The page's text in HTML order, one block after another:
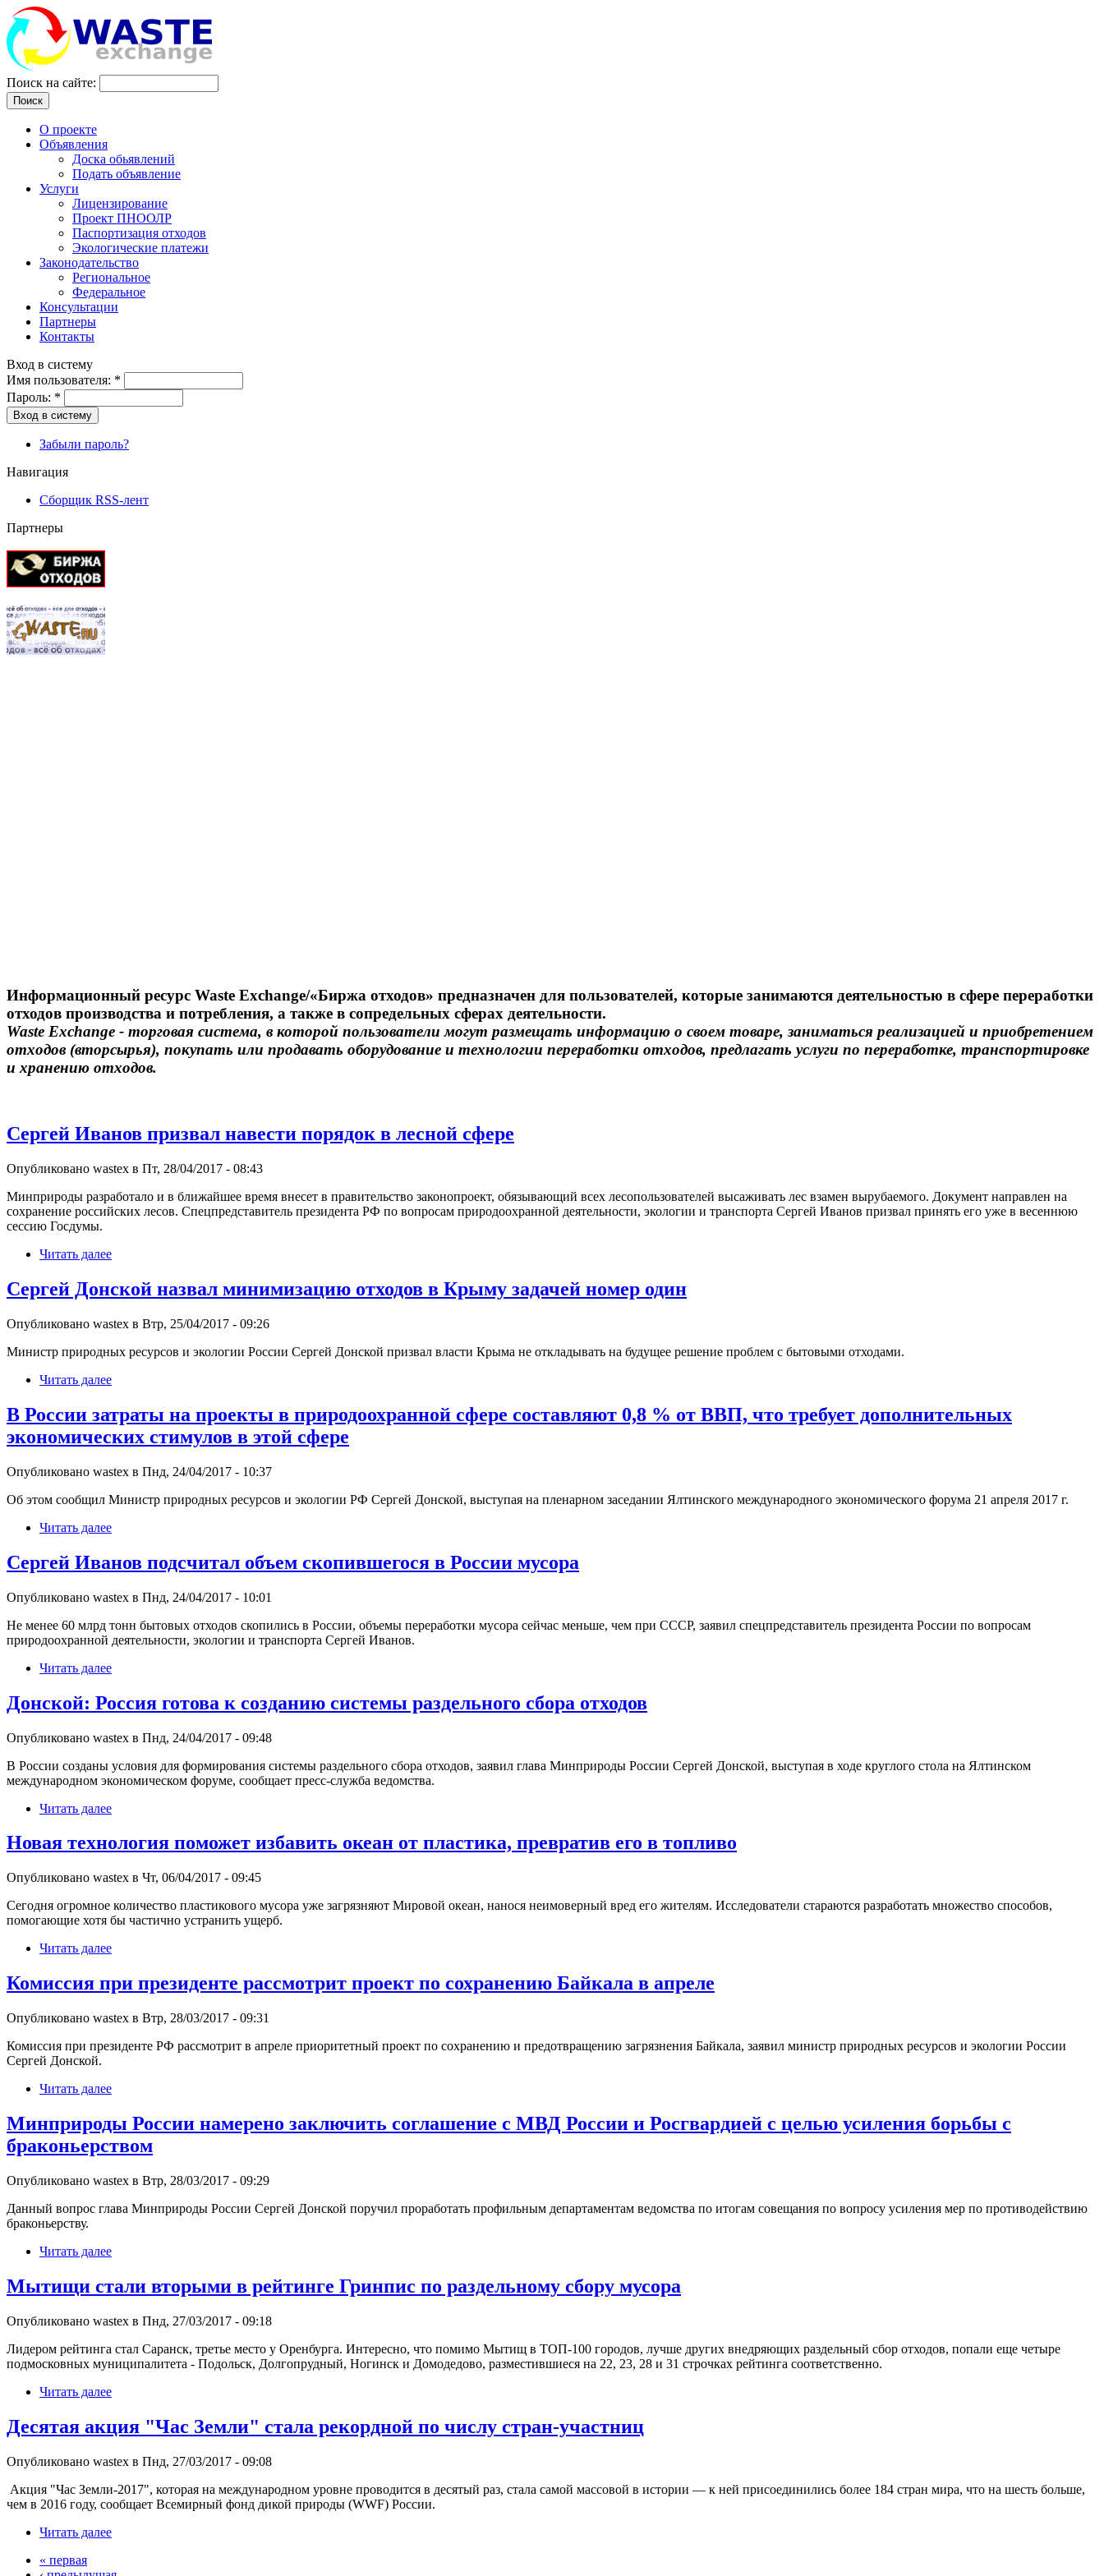
Поиск на сайте:
Поиск
О проекте
Объявления
Доска обьявлений
Подать объявление
Услуги
Лицензирование
Проект ПНООЛР
Паспортизация отходов
Экологические платежи
Законодательство
Региональное
Федеральное
Консультации
Партнеры
Контакты
Вход в систему
Имя пользователя: *
Пароль: *
Вход в систему
Забыли пароль?
Навигация
Сборщик RSS-лент
Партнеры
Информационный ресурс Waste Exchange/«Биржа отходов» предназначен для пользователей, которые занимаются деятельностью в сфере переработки
отходов производства и потребления, а также в сопредельных сферах деятельности.
Waste Exchange - торговая система, в которой пользователи могут размещать информацию о своем товаре, заниматься реализацией и приобретением
отходов (вторсырья), покупать или продавать оборудование и технологии переработки отходов, предлагать услуги по переработке, транспортировке
и хранению отходов.
Сергей Иванов призвал навести порядок в лесной сфере
Опубликовано wastex в Пт, 28/04/2017 - 08:43
Минприроды разработало и в ближайшее время внесет в правительство законопроект, обязывающий всех лесопользователей высаживать лес взамен вырубаемого. Документ направлен на
сохранение российских лесов. Спецпредставитель президента РФ по вопросам природоохранной деятельности, экологии и транспорта Сергей Иванов призвал принять его уже в весеннюю
сессию Госдумы.
Читать далее
Сергей Донской назвал минимизацию отходов в Крыму задачей номер один
Опубликовано wastex в Втр, 25/04/2017 - 09:26
Министр природных ресурсов и экологии России Сергей Донской призвал власти Крыма не откладывать на будущее решение проблем с бытовыми отходами.
Читать далее
В России затраты на проекты в природоохранной сфере составляют 0,8 % от ВВП, что требует дополнительных
экономических стимулов в этой сфере
Опубликовано wastex в Пнд, 24/04/2017 - 10:37
Об этом сообщил Министр природных ресурсов и экологии РФ Сергей Донской, выступая на пленарном заседании Ялтинского международного экономического форума 21 апреля 2017 г.
Читать далее
Сергей Иванов подсчитал объем скопившегося в России мусора
Опубликовано wastex в Пнд, 24/04/2017 - 10:01
Не менее 60 млрд тонн бытовых отходов скопились в России, объемы переработки мусора сейчас меньше, чем при СССР, заявил спецпредставитель президента России по вопросам
природоохранной деятельности, экологии и транспорта Сергей Иванов.
Читать далее
Донской: Россия готова к созданию системы раздельного сбора отходов
Опубликовано wastex в Пнд, 24/04/2017 - 09:48
В России созданы условия для формирования системы раздельного сбора отходов, заявил глава Минприроды России Сергей Донской, выступая в ходе круглого стола на Ялтинском
международном экономическом форуме, сообщает пресс-служба ведомства.
Читать далее
Новая технология поможет избавить океан от пластика, превратив его в топливо
Опубликовано wastex в Чт, 06/04/2017 - 09:45
Сегодня огромное количество пластикового мусора уже загрязняют Мировой океан, нанося неимоверный вред его жителям. Исследователи стараются разработать множество способов,
помогающие хотя бы частично устранить ущерб.
Читать далее
Комиссия при президенте рассмотрит проект по сохранению Байкала в апреле
Опубликовано wastex в Втр, 28/03/2017 - 09:31
Комиссия при президенте РФ рассмотрит в апреле приоритетный проект по сохранению и предотвращению загрязнения Байкала, заявил министр природных ресурсов и экологии России
Сергей Донской.
Читать далее
Минприроды России намерено заключить соглашение с МВД России и Росгвардией с целью усиления борьбы с
браконьерством
Опубликовано wastex в Втр, 28/03/2017 - 09:29
Данный вопрос глава Минприроды России Сергей Донской поручил проработать профильным департаментам ведомства по итогам совещания по вопросу усиления мер по противодействию
браконьерству.
Читать далее
Мытищи стали вторыми в рейтинге Гринпис по раздельному сбору мусора
Опубликовано wastex в Пнд, 27/03/2017 - 09:18
Лидером рейтинга стал Саранск, третье место у Оренбурга. Интересно, что помимо Мытищ в ТОП-100 городов, лучше других внедряющих раздельный сбор отходов, попали еще четыре
подмосковных муниципалитета - Подольск, Долгопрудный, Ногинск и Домодедово, разместившиеся на 22, 23, 28 и 31 строчках рейтинга соответственно.
Читать далее
Десятая акция "Час Земли" стала рекордной по числу стран-участниц
Опубликовано wastex в Пнд, 27/03/2017 - 09:08
Акция "Час Земли-2017", которая на международном уровне проводится в десятый раз, стала самой массовой в истории — к ней присоединились более 184 стран мира, что на шесть больше,
чем в 2016 году, сообщает Всемирный фонд дикой природы (WWF) России.
Читать далее
« первая